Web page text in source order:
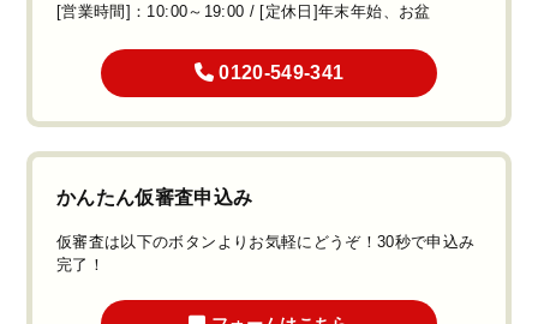
[営業時間]：10:00～19:00 / [定休日]年末年始、お盆
0120-549-341
かんたん仮審査申込み
仮審査は以下のボタンよりお気軽にどうぞ！30秒で申込み
完了！